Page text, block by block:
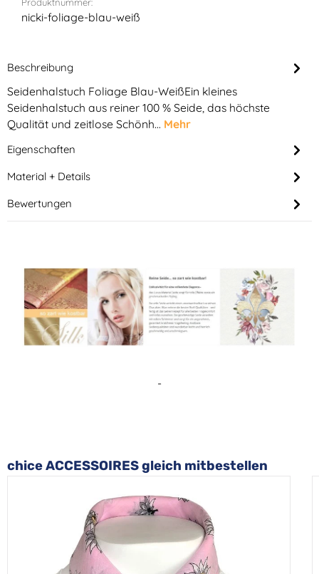
nicki-foliage-blau-weiß
Beschreibung
Seidenhalstuch Foliage Blau-WeißEin kleines
Seidenhalstuch aus reiner 100 % Seide, das höchste
Qualität und zeitlose Schönh… Mehr
Eigenschaften
Material + Details
Bewertungen
-
Produktgalerie überspringen
chice ACCESSOIRES gleich mitbestellen